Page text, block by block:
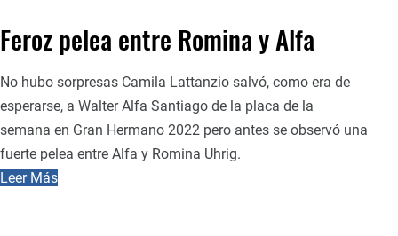
Feroz pelea entre Romina y Alfa
No hubo sorpresas Camila Lattanzio salvó, como era de
esperarse, a Walter Alfa Santiago de la placa de la
semana en Gran Hermano 2022 pero antes se observó una
fuerte pelea entre Alfa y Romina Uhrig.
Leer Más